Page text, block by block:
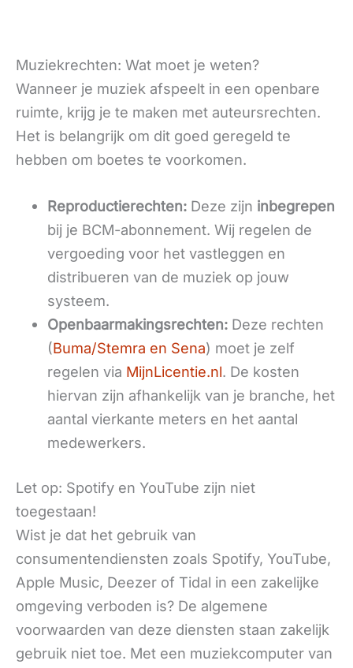
Muziekrechten: Wat moet je weten?
Wanneer je muziek afspeelt in een openbare
ruimte, krijg je te maken met auteursrechten.
Het is belangrijk om dit goed geregeld te
hebben om boetes te voorkomen.
Reproductierechten: Deze zijn inbegrepen
bij je BCM-abonnement. Wij regelen de
vergoeding voor het vastleggen en
distribueren van de muziek op jouw
systeem.
Openbaarmakingsrechten: Deze rechten
(Buma/Stemra en Sena) moet je zelf
regelen via MijnLicentie.nl. De kosten
hiervan zijn afhankelijk van je branche, het
aantal vierkante meters en het aantal
medewerkers.
Let op: Spotify en YouTube zijn niet
toegestaan!
Wist je dat het gebruik van
consumentendiensten zoals Spotify, YouTube,
Apple Music, Deezer of Tidal in een zakelijke
omgeving verboden is? De algemene
voorwaarden van deze diensten staan zakelijk
gebruik niet toe. Met een muziekcomputer van